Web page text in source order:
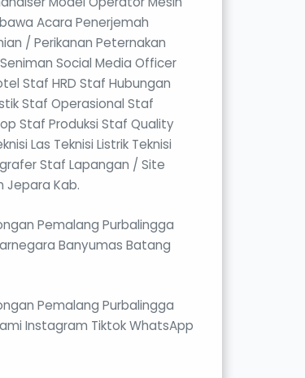
Acara Penerjemah
/ Perikanan Peternakan
Social Media Officer
Staf HRD Staf Hubungan
Staf Operasional Staf
Staf Produksi Staf Quality
Las Teknisi Listrik Teknisi
Staf Lapangan / Site
Jepara Kab.
Pemalang Purbalingga
Banyumas Batang
Pemalang Purbalingga
Instagram Tiktok WhatsApp